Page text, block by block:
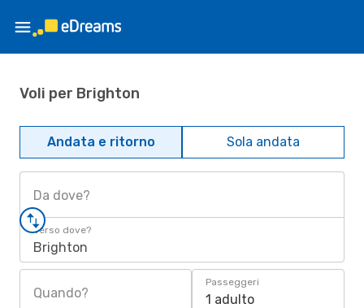
Voli per Brighton
Andata e ritorno Sola andata
Da dove?
Verso dove?
Brighton
Quando?
Passeggeri
1 adulto